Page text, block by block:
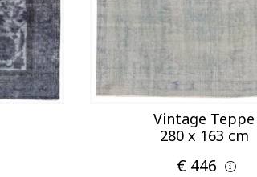
Vintage Teppe
280 x 163 cm
€ 446